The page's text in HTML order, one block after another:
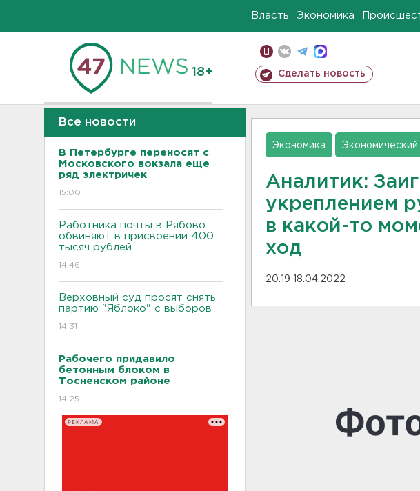
Власть Экономика
18+ Сделать новость
Все новости
В Петербурге переносят с
Московского вокзала еще
ряд электричек
15:00
Работника почты в Рябово
обвиняют в присвоении 400
тысяч рублей
14:46
Верховный суд просят снять
партию "Яблоко" с выборов
14:31
Рабочего придавило
бетонным блоком в
Тосненском районе
14:25
РЕКЛАМА
Экономика Экономический
Аналитик:
укреплением
в какой-то
ход
20:19 18.04.2022